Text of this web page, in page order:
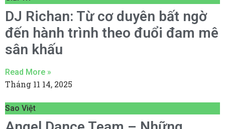
DJ Richan: Từ cơ duyên bất ngờ
đến hành trình theo đuổi đam mê
sân khấu
Read More »
Tháng 11 14, 2025
Sao Việt